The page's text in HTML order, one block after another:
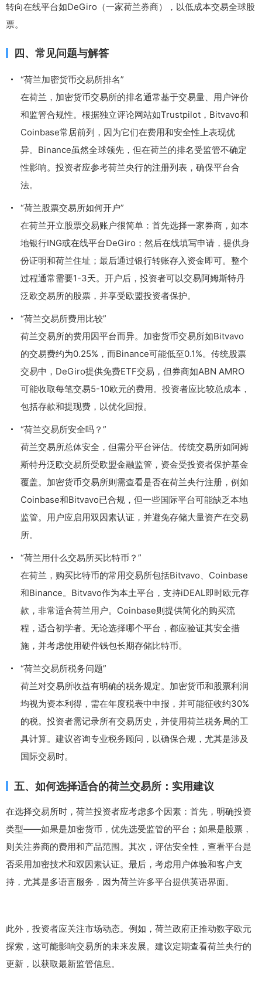
转向在线平台如DeGiro（一家荷兰券商），以低成本交易全球股
票。
四、常见问题与解答
“荷兰加密货币交易所排名”
在荷兰，加密货币交易所的排名通常基于交易量、用户评价
和监管合规性。根据独立评论网站如Trustpilot，Bitvavo和
Coinbase常居前列，因为它们在费用和安全性上表现优
异。Binance虽然全球领先，但在荷兰的排名受监管不确定
性影响。投资者应参考荷兰央行的注册列表，确保平台合
法。
“荷兰股票交易所如何开户”
在荷兰开立股票交易账户很简单：首先选择一家券商，如本
地银行ING或在线平台DeGiro；然后在线填写申请，提供身
份证明和荷兰住址；最后通过银行转账存入资金即可。整个
过程通常需要1-3天。开户后，投资者可以交易阿姆斯特丹
泛欧交易所的股票，并享受欧盟投资者保护。
“荷兰交易所费用比较”
荷兰交易所的费用因平台而异。加密货币交易所如Bitvavo
的交易费约为0.25%，而Binance可能低至0.1%。传统股票
交易中，DeGiro提供免费ETF交易，但券商如ABN AMRO
可能收取每笔交易5-10欧元的费用。投资者应比较总成本，
包括存款和提现费，以优化回报。
“荷兰交易所安全吗？”
荷兰交易所总体安全，但需分平台评估。传统交易所如阿姆
斯特丹泛欧交易所受欧盟金融监管，资金受投资者保护基金
覆盖。加密货币交易所则需查看是否在荷兰央行注册，例如
Coinbase和Bitvavo已合规，但一些国际平台可能缺乏本地
监管。用户应启用双因素认证，并避免存储大量资产在交易
所。
“荷兰用什么交易所买比特币？”
在荷兰，购买比特币的常用交易所包括Bitvavo、Coinbase
和Binance。Bitvavo作为本土平台，支持iDEAL即时欧元存
款，非常适合荷兰用户。Coinbase则提供简化的购买流
程，适合初学者。无论选择哪个平台，都应验证其安全措
施，并考虑使用硬件钱包长期存储比特币。
“荷兰交易所税务问题”
荷兰对交易所收益有明确的税务规定。加密货币和股票利润
均视为资本利得，需在年度税表中申报，并可能征收约30%
的税。投资者需记录所有交易历史，并使用荷兰税务局的工
具计算。建议咨询专业税务顾问，以确保合规，尤其是涉及
国际交易时。
五、如何选择适合的荷兰交易所：实用建议
在选择交易所时，荷兰投资者应考虑多个因素：首先，明确投资
类型——如果是加密货币，优先选受监管的平台；如果是股票，
则关注券商的费用和产品范围。其次，评估安全性，查看平台是
否采用加密技术和双因素认证。最后，考虑用户体验和客户支
持，尤其是多语言服务，因为荷兰许多平台提供英语界面。
此外，投资者应关注市场动态。例如，荷兰政府正推动数字欧元
探索，这可能影响交易所的未来发展。建议定期查看荷兰央行的
更新，以获取最新监管信息。